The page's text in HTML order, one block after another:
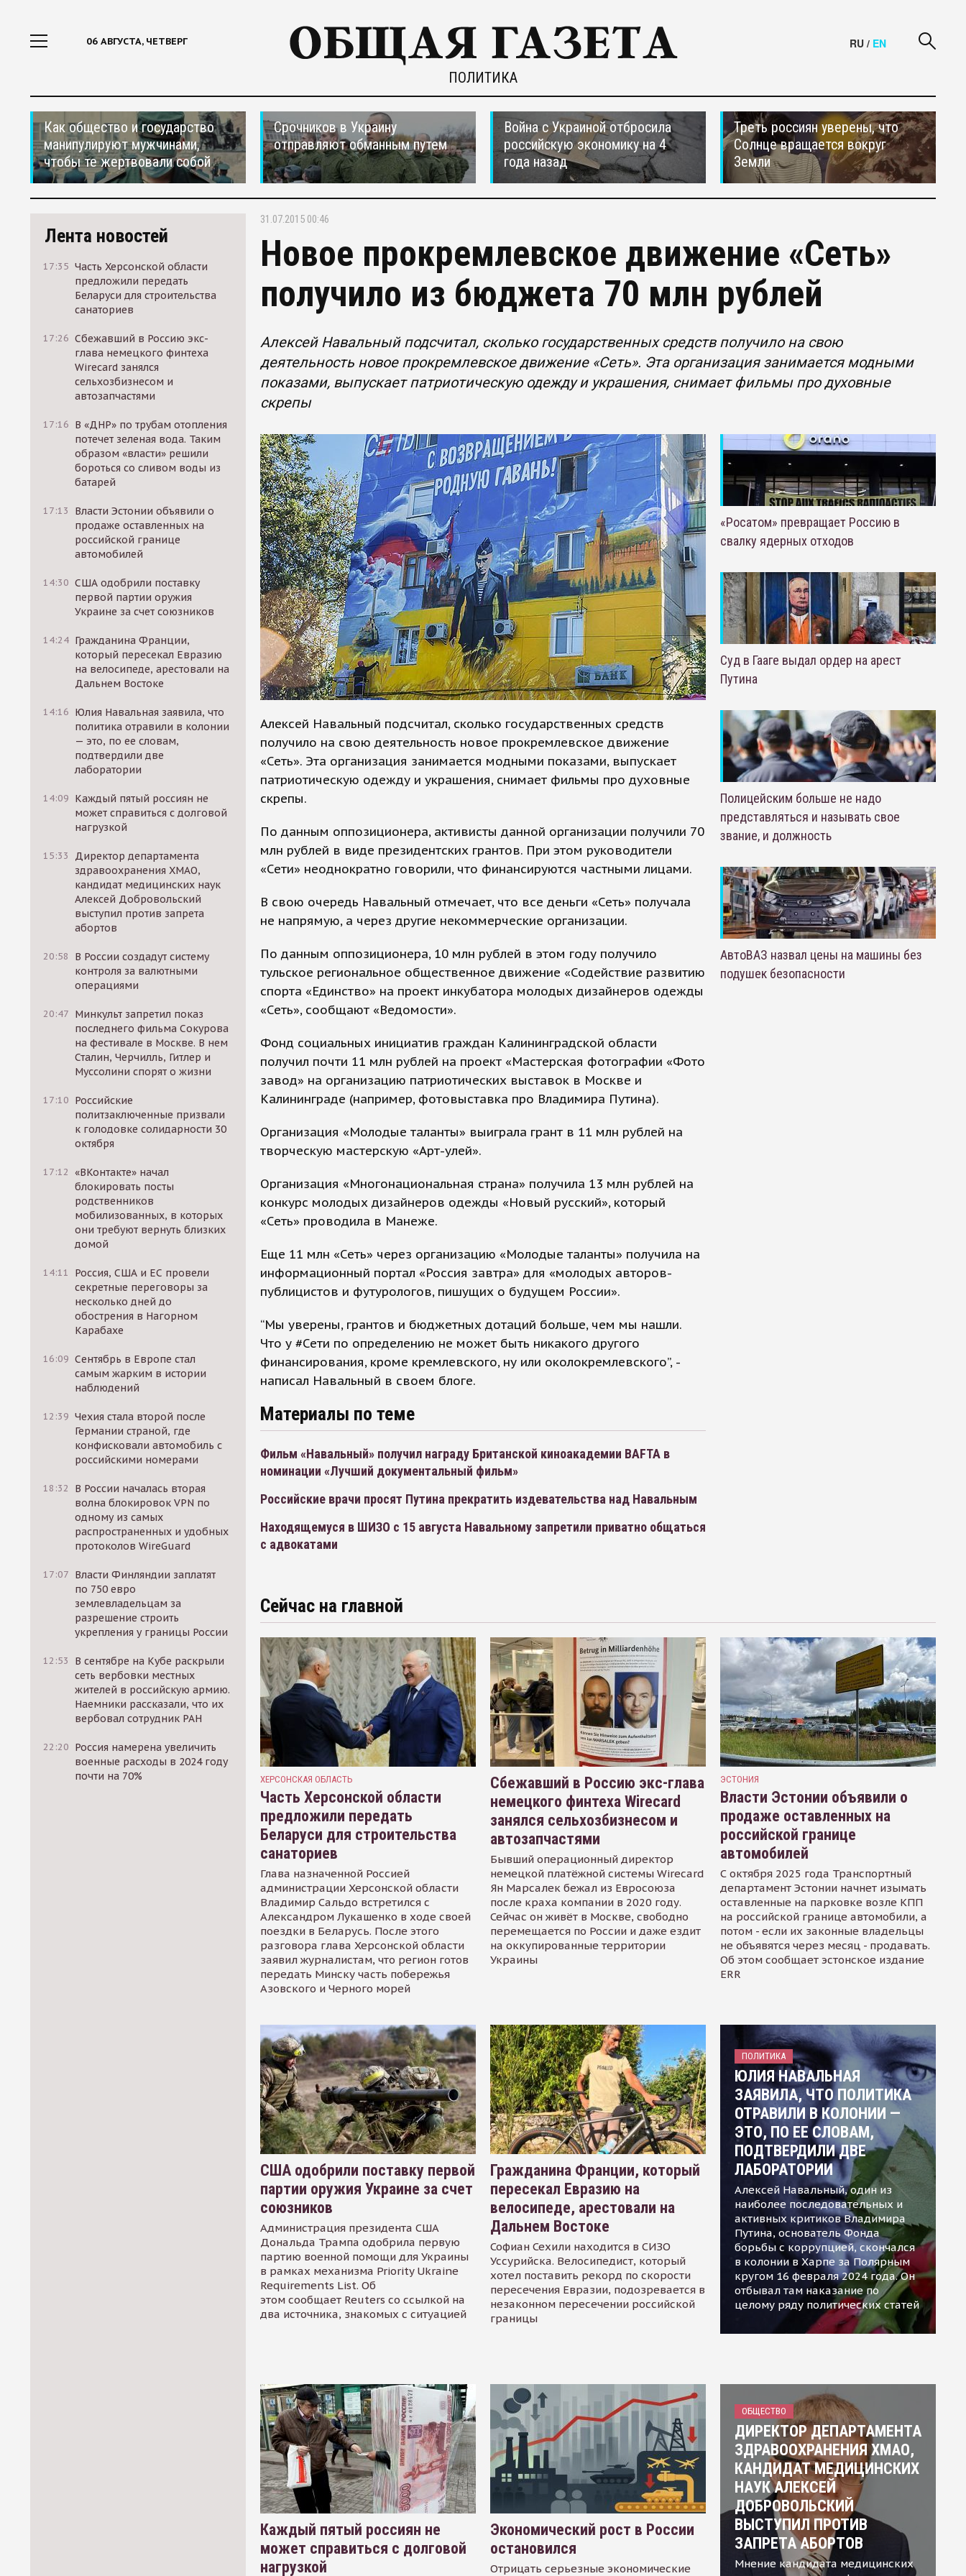
06 АВГУСТА, ЧЕТВЕРГ
ПОЛИТИКА
RU / EN
Как общество и государство
манипулируют мужчинами,
чтобы те жертвовали собой
Срочников в Украину
отправляют обманным путем
Война с Украиной отбросила
российскую экономику на 4
года назад
Треть россиян уверены, что
Солнце вращается вокруг
Земли
Лента новостей
17:35 Часть Херсонской области
предложили передать
Беларуси для строительства
санаториев
17:26 Сбежавший в Россию экс-
глава немецкого финтеха
Wirecard занялся
сельхозбизнесом и
автозапчастями
17:16 В «ДНР» по трубам отопления
потечет зеленая вода. Таким
образом «власти» решили
бороться со сливом воды из
батарей
17:13
Власти Эстонии объявили о
продаже оставленных на
российской границе
автомобилей
14:30 США одобрили поставку
первой партии оружия
Украине за счет союзников
14:24 Гражданина Франции,
который пересекал Евразию
на велосипеде, арестовали на
Дальнем Востоке
14:16 Юлия Навальная заявила, что
политика отравили в колонии
— это, по ее словам,
подтвердили две
лаборатории
14:09 Каждый пятый россиян не
может справиться с долговой
нагрузкой
15:33
Директор департамента
здравоохранения ХМАО,
кандидат медицинских наук
Алексей Добровольский
выступил против запрета
абортов
20:58
В России создадут систему
контроля за валютными
операциями
20:47 Минкульт запретил показ
последнего фильма Сокурова
на фестивале в Москве. В нем
Сталин, Черчилль, Гитлер и
Муссолини спорят о жизни
17:10 Российские
политзаключенные призвали
к голодовке солидарности 30
октября
17:12 «ВКонтакте» начал
блокировать посты
родственников
мобилизованных, в которых
они требуют вернуть близких
домой
14:11
Россия, США и ЕС провели
секретные переговоры за
несколько дней до
обострения в Нагорном
Карабахе
16:09 Сентябрь в Европе стал
самым жарким в истории
наблюдений
12:39 Чехия стала второй после
Германии страной, где
конфисковали автомобиль с
российскими номерами
18:32
В России началась вторая
волна блокировок VPN по
одному из самых
распространенных и удобных
протоколов WireGuard
17:07 Власти Финляндии заплатят
по 750 евро
землевладельцам за
разрешение строить
укрепления у границы России
12:53
В сентябре на Кубе раскрыли
сеть вербовки местных
жителей в российскую армию.
Наемники рассказали, что их
вербовал сотрудник РАН
22:20 Россия намерена увеличить
военные расходы в 2024 году
почти на 70%
31.07.2015 00:46
Новое прокремлевское движение «Сеть»
получило из бюджета 70 млн рублей
Алексей Навальный подсчитал, сколько государственных средств получило на свою
деятельность новое прокремлевское движение «Сеть». Эта организация занимается модными
показами, выпускает патриотическую одежду и украшения, снимает фильмы про духовные
скрепы
Алексей Навальный подсчитал, сколько государственных средств
получило на свою деятельность новое прокремлевское движение
«Сеть». Эта организация занимается модными показами, выпускает
патриотическую одежду и украшения, снимает фильмы про духовные
скрепы.
По данным оппозиционера, активисты данной организации получили 70
млн рублей в виде президентских грантов. При этом руководители
«Сети» неоднократно говорили, что финансируются частными лицами.
В свою очередь Навальный отмечает, что все деньги «Сеть» получала
не напрямую, а через другие некоммерческие организации.
По данным оппозиционера, 10 млн рублей в этом году получило
тульское региональное общественное движение «Содействие развитию
спорта «Единство» на проект инкубатора молодых дизайнеров одежды
«Сеть», сообщают «Ведомости».
Фонд социальных инициатив граждан Калининградской области
получил почти 11 млн рублей на проект «Мастерская фотографии «Фото
завод» на организацию патриотических выставок в Москве и
Калининграде (например, фотовыставка про Владимира Путина).
Организация «Молодые таланты» выиграла грант в 11 млн рублей на
творческую мастерскую «Арт-улей».
Организация «Многонациональная страна» получила 13 млн рублей на
конкурс молодых дизайнеров одежды «Новый русский», который
«Сеть» проводила в Манеже.
Еще 11 млн «Сеть» через организацию «Молодые таланты» получила на
информационный портал «Россия завтра» для «молодых авторов-
публицистов и футурологов, пишущих о будущем России».
“Мы уверены, грантов и бюджетных дотаций больше, чем мы нашли.
Что у #Сети по определению не может быть никакого другого
финансирования, кроме кремлевского, ну или околокремлевского”, -
написал Навальный в своем блоге.
Материалы по теме
Фильм «Навальный» получил награду Британской киноакадемии BAFTA в
номинации «Лучший документальный фильм»
Российские врачи просят Путина прекратить издевательства над Навальным
Находящемуся в ШИЗО с 15 августа Навальному запретили приватно общаться
с адвокатами
«Росатом» превращает Россию в
свалку ядерных отходов
Суд в Гааге выдал ордер на арест
Путина
Полицейским больше не надо
представляться и называть свое
звание, и должность
АвтоВАЗ назвал цены на машины без
подушек безопасности
Сейчас на главной
ХЕРСОНСКАЯ ОБЛАСТЬ
Часть Херсонской области
предложили передать
Беларуси для строительства
санаториев
Глава назначенной Россией
администрации Херсонской области
Владимир Сальдо встретился с
Александром Лукашенко в ходе своей
поездки в Беларусь. После этого
разговора глава Херсонской области
заявил журналистам, что регион готов
передать Минску часть побережья
Азовского и Черного морей
Сбежавший в Россию экс-глава
немецкого финтеха Wirecard
занялся сельхозбизнесом и
автозапчастями
Бывший операционный директор
немецкой платёжной системы Wirecard
Ян Марсалек бежал из Евросоюза
после краха компании в 2020 году.
Сейчас он живёт в Москве, свободно
перемещается по России и даже ездит
на оккупированные территории
Украины
ЭСТОНИЯ
Власти Эстонии объявили о
продаже оставленных на
российской границе
автомобилей
С октября 2025 года Транспортный
департамент Эстонии начнет изымать
оставленные на парковке возле КПП
на российской границе автомобили, а
потом - если их законные владельцы
не объявятся через месяц - продавать.
Об этом сообщает эстонское издание
ERR
США одобрили поставку первой
партии оружия Украине за счет
союзников
Администрация президента США
Дональда Трампа одобрила первую
партию военной помощи для Украины
в рамках механизма Priority Ukraine
Requirements List. Об
этом сообщает Reuters со ссылкой на
два источника, знакомых с ситуацией
Гражданина Франции, который
пересекал Евразию на
велосипеде, арестовали на
Дальнем Востоке
Софиан Сехили находится в СИЗО
Уссурийска. Велосипедист, который
хотел поставить рекорд по скорости
пересечения Евразии, подозревается в
незаконном пересечении российской
границы
ПОЛИТИКА
ЮЛИЯ НАВАЛЬНАЯ
ЗАЯВИЛА, ЧТО ПОЛИТИКА
ОТРАВИЛИ В КОЛОНИИ —
ЭТО, ПО ЕЕ СЛОВАМ,
ПОДТВЕРДИЛИ ДВЕ
ЛАБОРАТОРИИ
Алексей Навальный, один из
наиболее последовательных и
активных критиков Владимира
Путина, основатель Фонда
борьбы с коррупцией, скончался
в колонии в Харпе за Полярным
кругом 16 февраля 2024 года. Он
отбывал там наказание по
целому ряду политических статей
Каждый пятый россиян не
может справиться с долговой
нагрузкой
Экономический рост в России
остановился
Отрицать серьезные экономические
ОБЩЕСТВО
ДИРЕКТОР ДЕПАРТАМЕНТА
ЗДРАВООХРАНЕНИЯ ХМАО,
КАНДИДАТ МЕДИЦИНСКИХ
НАУК АЛЕКСЕЙ
ДОБРОВОЛЬСКИЙ
ВЫСТУПИЛ ПРОТИВ
ЗАПРЕТА АБОРТОВ
Мнение кандидата медицинских